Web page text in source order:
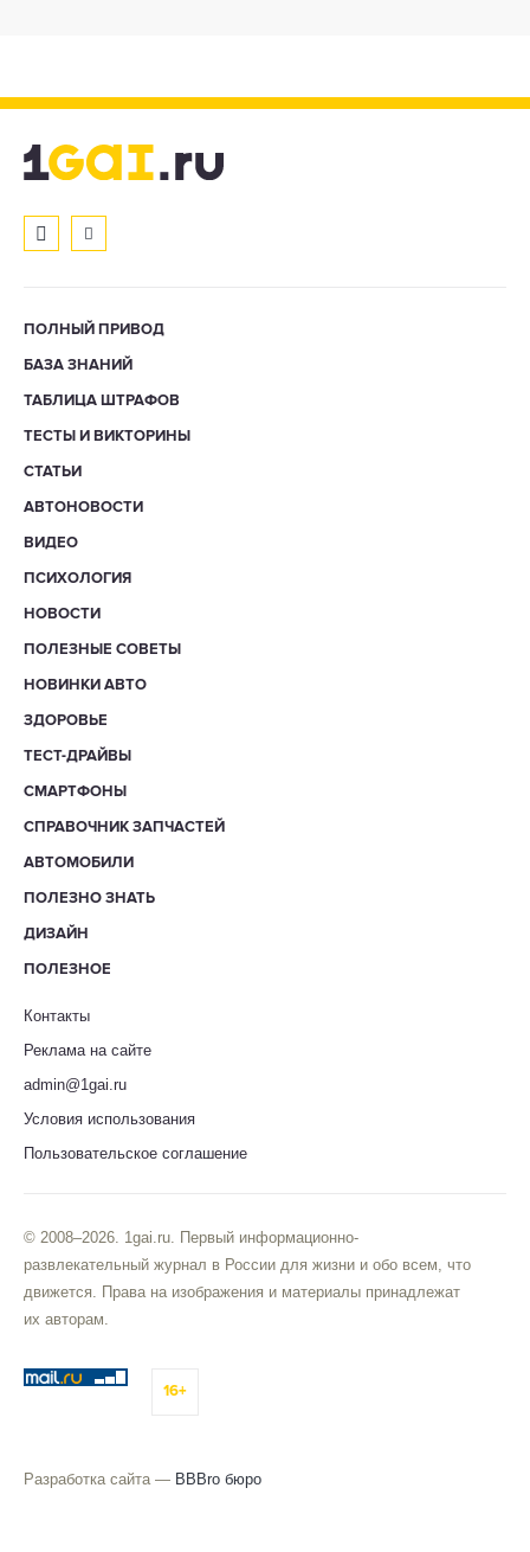
ПОЛНЫЙ ПРИВОД
БАЗА ЗНАНИЙ
ТАБЛИЦА ШТРАФОВ
ТЕСТЫ И ВИКТОРИНЫ
СТАТЬИ
АВТОНОВОСТИ
ВИДЕО
ПСИХОЛОГИЯ
НОВОСТИ
ПОЛЕЗНЫЕ СОВЕТЫ
НОВИНКИ АВТО
ЗДОРОВЬЕ
ТЕСТ-ДРАЙВЫ
СМАРТФОНЫ
СПРАВОЧНИК ЗАПЧАСТЕЙ
АВТОМОБИЛИ
ПОЛЕЗНО ЗНАТЬ
ДИЗАЙН
ПОЛЕЗНОЕ
Контакты
Реклама на сайте
admin@1gai.ru
Условия использования
Пользовательское соглашение
© 2008–2026. 1gai.ru. Первый информационно-
развлекательный журнал в России для жизни и обо всем, что
движется. Права на изображения и материалы принадлежат
их авторам.
16+
Разработка сайта — BBBro бюро